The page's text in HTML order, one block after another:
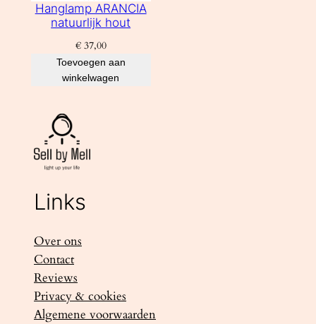
Hanglamp ARANCIA
natuurlijk hout
€37,00
Toevoegen aan
winkelwagen
Links
Over ons
Contact
Reviews
Privacy & cookies
Algemene voorwaarden